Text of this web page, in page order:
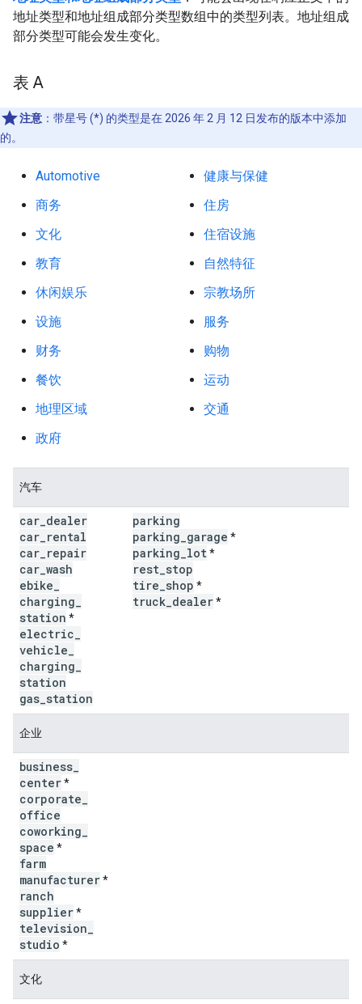
地址类型和地址组成部分类型数组中的类型列表。地址组成
部分类型可能会发生变化。
表 A
注意 ：带星号 (*) 的类型是在 2026 年 2 月 12 日发布的版本中添加
的。
Automotive
商务
文化
教育
休闲娱乐
设施
财务
餐饮
地理区域
政府
健康与保健
住房
住宿设施
自然特征
宗教场所
服务
购物
运动
交通
汽车
car dealer
car rental
car repair
car wash
ebike
charging
station *
electric
vehicle
charging
station
gas station
parking
parking garage *
parking lot*
rest stop
tire shop *
truck dealer*
企业
business
center*
corporate
office
coworking
space *
farm
manufacturer*
ranch
supplier*
television
studio *
文化